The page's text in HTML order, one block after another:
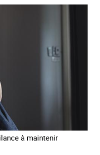
à maintenir